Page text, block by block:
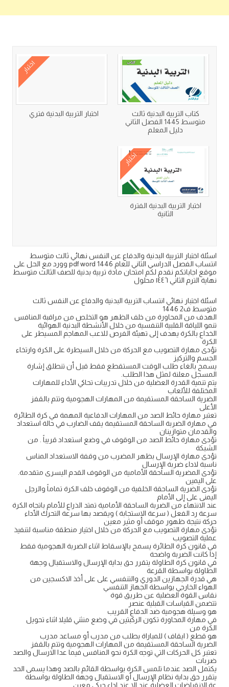
كتاب التربية البدنية ثالث
متوسط 1445 الفصل الثاني
دليل المعلم
اختبار
اختبار التربية البدنية فتري
اختبار
اختبار التربية البدنية الفترة
الثانية
اسئلة اختبار التربية البدنية والدفاع عن النفس نهائي ثالث متوسط
انتساب الفصل الدراسي الثاني للعام 1446 pdf word وورد مع الحل على
موقع اجاباتكم نقدم لكم امتحان مادة تربية بدنية للصف الثالث متوسط
نهاية الترم الثاني ١٤٤٦ محلول
اسئلة اختبار نهائي انتساب التربية البدنية والدفاع عن النفس ثالث
متوسط ف2 1446
الهدف من المحاورة من خلف الظهر هو التخلص من مراقبة المنافس
تنمو اللياقة القلبية التنفسية من خلال الأنشطة البدنية الهوائية
الخداع بالكرة يهدف إلى تهيئة الفرص للاعب المهاجم المسيطر على
الكرة
تؤدى مهارة التصويب مع الحركة من خلال السيطرة على الكرة وارتخاء
الجسم والتركيز
يسمح بالغاء طلب الوقت المستقطع فقط قبل أن تنطلق إشارة
المسجل معلنة لمثل هذا الطلب.
يتم تنمية القدرة العضلية من خلال تدريبات تحاكي الأداء للمهارات
المختلفة للألعاب
الضرية الساحقة المستقيمة من المهارات الهجومية وتتم بالقفز
الأعلى
تعتبر مهارة حائط الصد من المهارات الدفاعية المهمة في كرة الطائرة
في مهارة الضربة الساحقة المستقيمة يقف الضارب في حالة استعداد
والقدمان متوازينان
تؤدى مهارة حائط الصد من الوقوف في وضع استعداد قريباً . من
الشبكة
تؤدى مهارة الإرسال بظهر المضرب من وقفة الاستعداد المناس
ناسبة لاداء ضربة الإرسال
تؤدى المضرية الساحقة الأمامية من الوقوف القدم اليسرى متقدمة.
على اليمين
تؤدى الضرية الساحقة الخلفية من الوقوف خلف الكرة تماماً والرجل
اليمنى على إلى الأمام
عند الانتهاء من الضربة الساحقة الأمامية تمتد الذراع للأمام باتجاه الكرة
سرعة رد الفعل ( سرعة الاستجابة ) ويقصد بها سرعة التحرك الأداء
حركة نتيجة ظهور موقف أو مثير معين
تؤدى مهارة التصويب مع الحركة من خلال اختيار منطقة مناسبة لتنفيذ
عملية التصويب
في قانون كرة الطائرة يسمح بالإسقاط اثناء الضربة الهجومية فقط
إذا كانت الضربة واضحة
في قانون كرة الطاولة يتقرر حق بداية الإرسال والاستقبال وجهة
الطاولة بواسطة القرعة
هي قدرة الجهازين الدوري والتنفسي على على أخذ الاكسجين من
الهواء الخارجي بواسطة الجهاز التنفسي
نقاس القوة العضلية عن طريق قوة
تتضمن القياسات القبلية عنصر
هو وسيلة هجومية ضد الدفاع القريب
في مهارة المحاورة تكون الركبتين في وضع منثني قليلا اثناء تحويل
الكرة من
هو قطع ( ايقاف ) للمباراة بطلب من مدرب أو مساعد مدرب
الضرية الساحقة المستقيمة من المهارات الهجومية وتتم بالقفز
تعتبر كل الحركات التي توجه الكرة نحو المنافس فيما عدا الارسال والصد
ضربات
يكتمل الصد عندما تلمس الكرة بواسطة القائم بالصد وهذا يسمى الحد
يتقرر حق بداية نظام الإرسال أو الاستقبال وجهة الطاولة بواسطة
عة الانقباضات العضلية عند الا عند اداء حركي معين